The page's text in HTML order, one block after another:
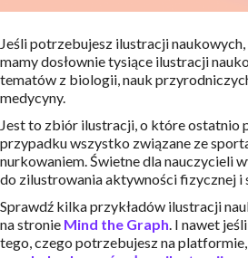
Jeśli potrzebujesz ilustracji
mamy dosłownie tysiące ilustracji
tematów z biologii, nauk
medycyny.
Jest to zbiór ilustracji, o które ostatnio
przypadku wszystko związane ze
nurkowaniem. Świetne dla nauczycieli
do zilustrowania aktywności fizycznej i
Sprawdź kilka przykładów ilustracji
na stronie Mind the Graph. I nawet
tego, czego potrzebujesz na platformie,